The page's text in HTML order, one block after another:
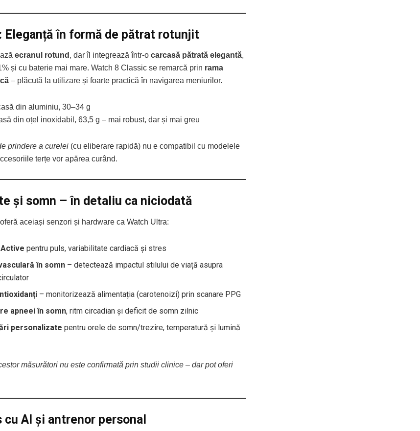
Eleganță în formă de pătrat rotunjit
ecranul rotund , dar îl integrează într-o carcasă pătrată elegantă,
și cu baterie mai mare. Watch 8 Classic se remarcă prin rama
– plăcută la utilizare și foarte practică în navigarea meniurilor.
din aluminiu, 30–34 g
din oțel inoxidabil, 63,5 g – mai robust, dar și mai greu
prindere a curelei (cu eliberare rapidă) nu e compatibil cu modelele
terțe vor apărea curând.
și somn – în detaliu ca niciodată
aceiași senzori și hardware ca Watch Ultra:
pentru puls, variabilitate cardiacă și stres
în somn – detectează impactul stilului de viață asupra
– monitorizează alimentația (carotenoizi) prin scanare PPG
apneei în somn, ritm circadian și deficit de somn zilnic
personalizate pentru orele de somn/trezire, temperatură și lumină
măsurători nu este confirmată prin studii clinice – dar pot oferi
cu AI și antrenor personal